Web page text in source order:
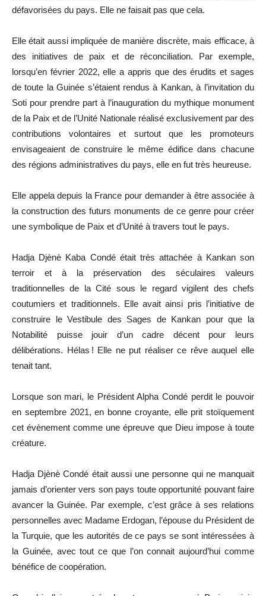
défavorisées du pays. Elle ne faisait pas que cela.
Elle était aussi impliquée de manière discrète, mais efficace, à
des initiatives de paix et de réconciliation. Par exemple,
lorsqu’en février 2022, elle a appris que des érudits et sages
de toute la Guinée s’étaient rendus à Kankan, à l’invitation du
Soti pour prendre part à l’inauguration du mythique monument
de la Paix et de l’Unité Nationale réalisé exclusivement par des
contributions volontaires et surtout que les promoteurs
envisageaient de construire le même édifice dans chacune
des régions administratives du pays, elle en fut très heureuse.
Elle appela depuis la France pour demander à être associée à
la construction des futurs monuments de ce genre pour créer
une symbolique de Paix et d’Unité à travers tout le pays.
Hadja Djènè Kaba Condé était très attachée à Kankan son
terroir et à la préservation des séculaires valeurs
traditionnelles de la Cité sous le regard vigilent des chefs
coutumiers et traditionnels. Elle avait ainsi pris l’initiative de
construire le Vestibule des Sages de Kankan pour que la
Notabilité puisse jouir d’un cadre décent pour leurs
délibérations. Hélas ! Elle ne put réaliser ce rêve auquel elle
tenait tant.
Lorsque son mari, le Président Alpha Condé perdit le pouvoir
en septembre 2021, en bonne croyante, elle prit stoïquement
cet évènement comme une épreuve que Dieu impose à toute
créature.
Hadja Djènè Condé était aussi une personne qui ne manquait
jamais d’orienter vers son pays toute opportunité pouvant faire
avancer la Guinée. Par exemple, c’est grâce à ses relations
personnelles avec Madame Erdogan, l’épouse du Président de
la Turquie, que les autorités de ce pays se sont intéressées à
la Guinée, avec tout ce que l’on connait aujourd’hui comme
bénéfice de coopération.